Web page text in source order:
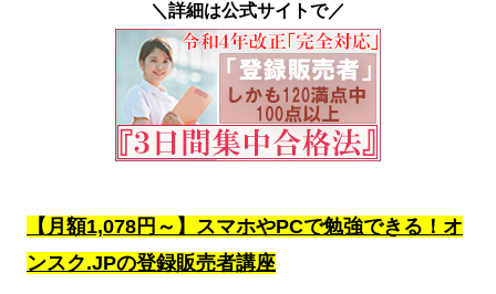
＼詳細は公式サイトで／
【月額1,078円～】スマホやPCで勉強できる！オ
ンスク.JPの登録販売者講座